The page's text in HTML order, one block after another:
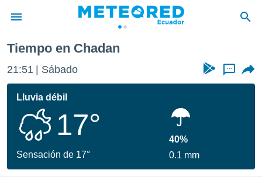
de
ha
para
que se
calidad.
a este
las
Tiempo en Chadan
21:51 Sábado ...
Lluvia débil
17°
Sensación de 17°
40%
0.1 mm